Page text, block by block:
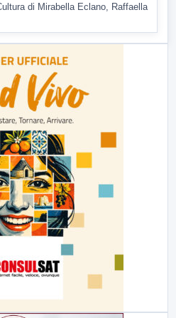
di Mirabella Eclano, Raffaella